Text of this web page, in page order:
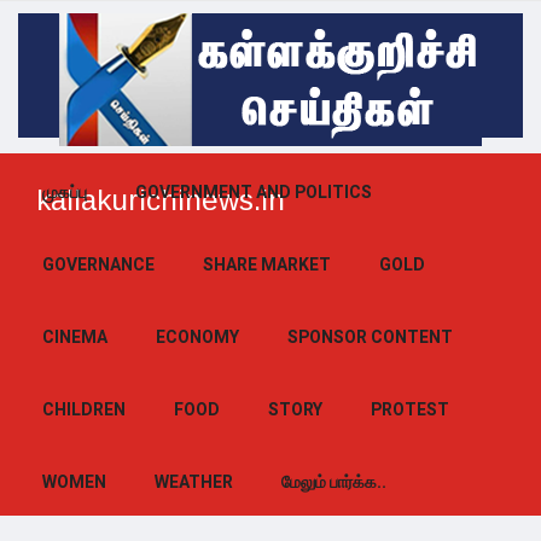
kallakurichinews.in
முகப்பு GOVERNMENT AND POLITICS
GOVERNANCE SHARE MARKET GOLD
CINEMA ECONOMY SPONSOR CONTENT
CHILDREN FOOD STORY PROTEST
WOMEN WEATHER மேலும் பார்க்க..